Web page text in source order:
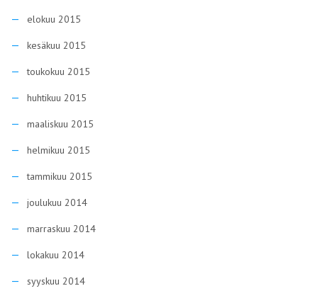
elokuu 2015
kesäkuu 2015
toukokuu 2015
huhtikuu 2015
maaliskuu 2015
helmikuu 2015
tammikuu 2015
joulukuu 2014
marraskuu 2014
lokakuu 2014
syyskuu 2014